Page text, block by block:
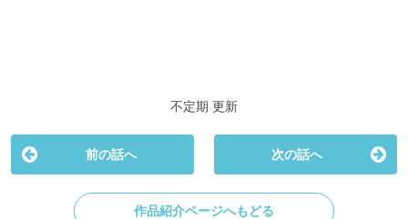
不定期 更新
前の話へ 次の話へ
作品紹介ページへもどる